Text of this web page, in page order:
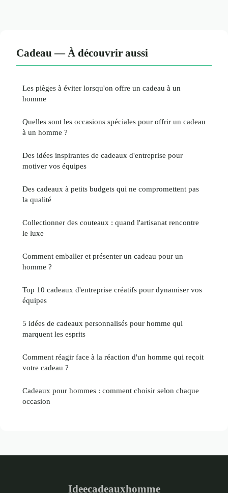
Cadeau — À découvrir aussi
Les pièges à éviter lorsqu'on offre un cadeau à un
homme
Quelles sont les occasions spéciales pour offrir un cadeau
à un homme ?
Des idées inspirantes de cadeaux d'entreprise pour
motiver vos équipes
Des cadeaux à petits budgets qui ne compromettent pas
la qualité
Collectionner des couteaux : quand l'artisanat rencontre
le luxe
Comment emballer et présenter un cadeau pour un
homme ?
Top 10 cadeaux d'entreprise créatifs pour dynamiser vos
équipes
5 idées de cadeaux personnalisés pour homme qui
marquent les esprits
Comment réagir face à la réaction d'un homme qui reçoit
votre cadeau ?
Cadeaux pour hommes : comment choisir selon chaque
occasion
Ideecadeauxhomme